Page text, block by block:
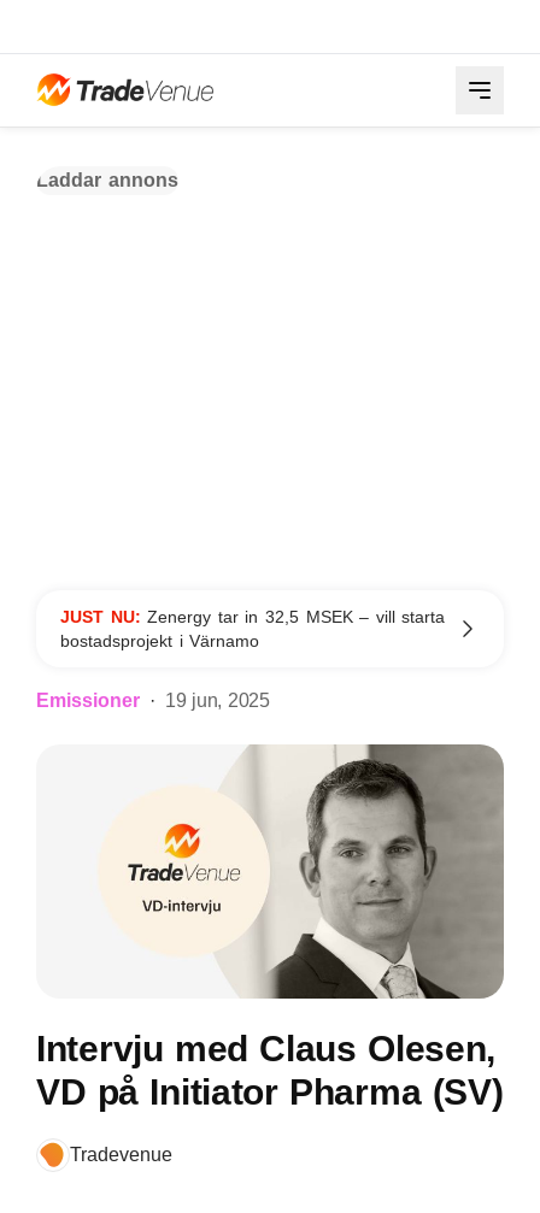
Laddar annons
JUST NU:Zenergy tar in 32,5 MSEK – vill starta
bostadsprojekt i Värnamo
Emissioner 19 jun, 2025
Intervju med Claus Olesen,
VD på Initiator Pharma (SV)
Tradevenue